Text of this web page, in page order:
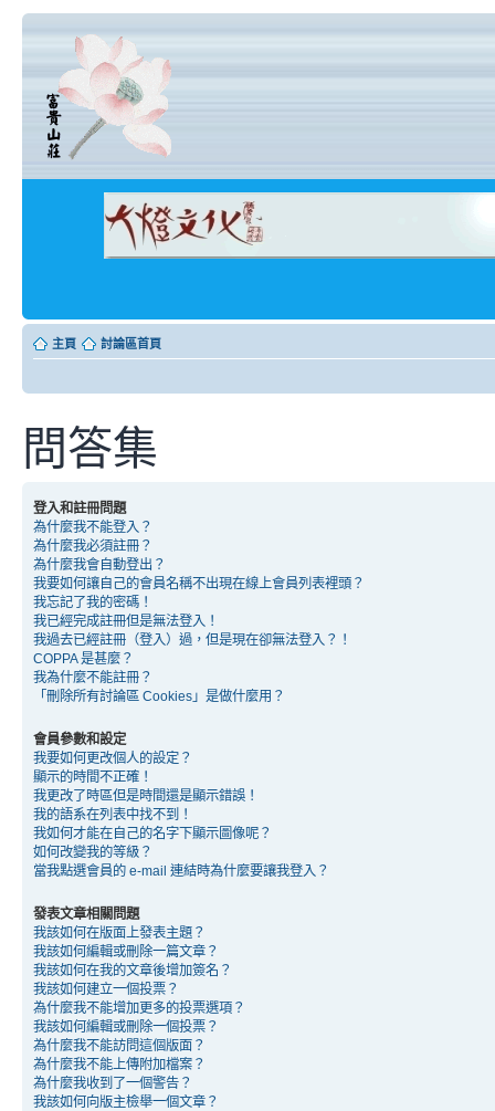
主頁 討論區首頁
問答集
登入和註冊問題
為什麼我不能登入？
為什麼我必須註冊？
為什麼我會自動登出？
我要如何讓自己的會員名稱不出現在線上會員列表裡頭？
我忘記了我的密碼！
我已經完成註冊但是無法登入！
我過去已經註冊（登入）過，但是現在卻無法登入？！
COPPA 是甚麼？
我為什麼不能註冊？
「刪除所有討論區 Cookies」是做什麼用？
會員參數和設定
我要如何更改個人的設定？
顯示的時間不正確！
我更改了時區但是時間還是顯示錯誤！
我的語系在列表中找不到！
我如何才能在自己的名字下顯示圖像呢？
如何改變我的等級？
當我點選會員的 e-mail 連結時為什麼要讓我登入？
發表文章相關問題
我該如何在版面上發表主題？
我該如何編輯或刪除一篇文章？
我該如何在我的文章後增加簽名？
我該如何建立一個投票？
為什麼我不能增加更多的投票選項？
我該如何編輯或刪除一個投票？
為什麼我不能訪問這個版面？
為什麼我不能上傳附加檔案？
為什麼我收到了一個警告？
我該如何向版主檢舉一個文章？